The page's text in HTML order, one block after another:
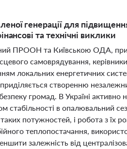
генерації для
та технічні виклики
ПРООН та Київською ОДА,
самоврядування,
локальних енергетичних
створенню
громад. В Україні
стабільності в опалювальний
потужностей, і робота з їх
теплопостачання,
залежність від